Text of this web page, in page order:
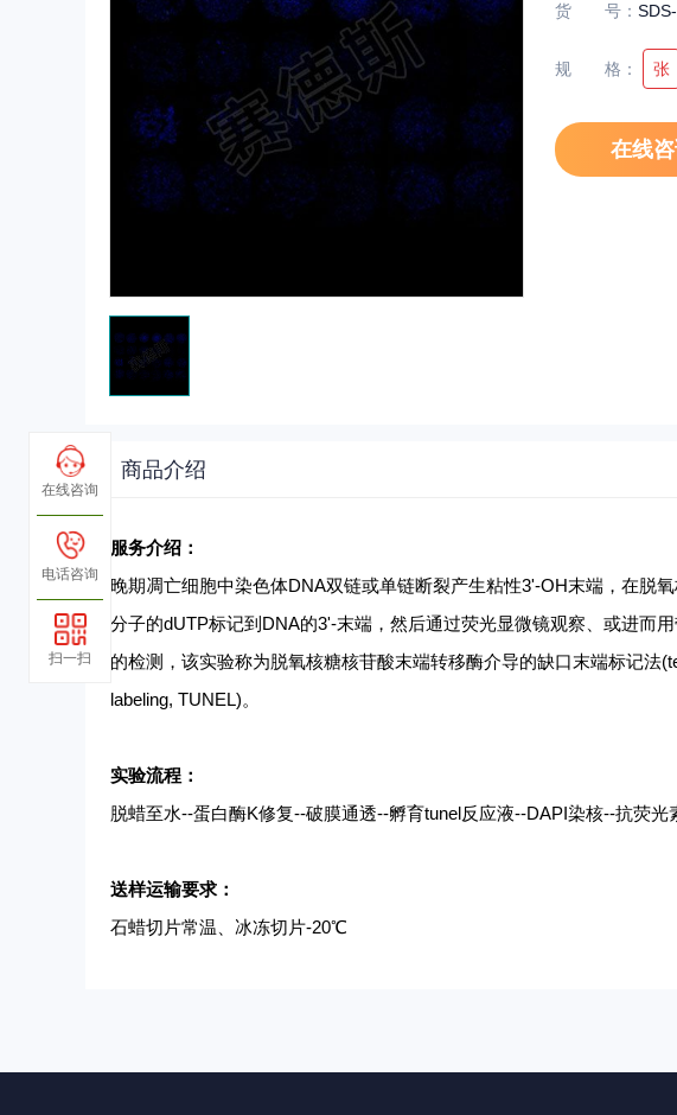
货号 ：
规格 ： 张
在线咨
商品介绍
服务介绍：
晚期凋亡细胞中染色体DNA双链或单链断裂产生粘性3'-OH末端，在脱
分子的dUTP标记到DNA的3'-末端，然后通过荧光显微镜观察、或进而
的检测，该实验称为脱氧核糖核苷酸末端转移酶介导的缺口末端标记法
labeling, TUNEL)。
实验流程：
脱蜡至水--蛋白酶K修复--破膜通透--孵育tunel反应液--DAPI染核--抗荧光
送样运输要求：
石蜡切片常温、冰冻切片-20℃
在线咨询
电话咨询
扫一扫